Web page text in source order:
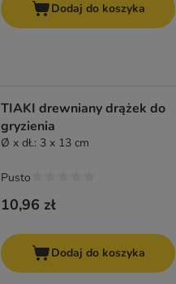
Dodaj do koszyka
TIAKI drewniany drążek do
gryzienia
Ø x dł.: 3 x 13 cm
10,96 zł
Pusto
Dodaj do koszyka